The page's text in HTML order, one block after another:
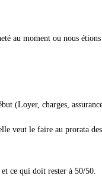
au moment ou nous
(Loyer, charges,
veut le faire au prorata
ce qui doit rester à 50/50.